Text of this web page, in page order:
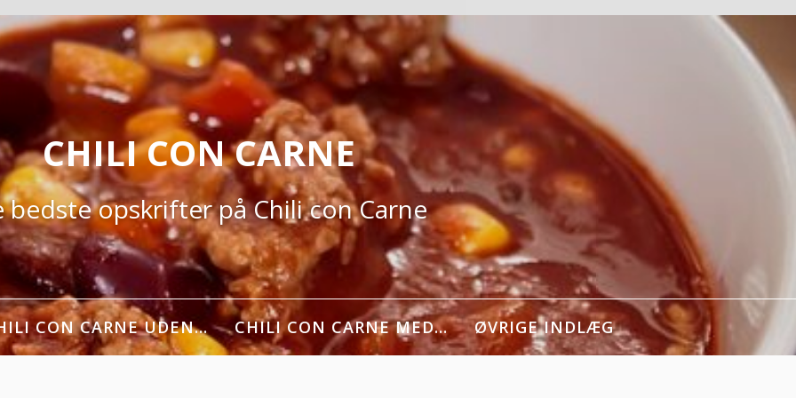
CHILI CON CARNE
bedste opskrifter på Chili con Carne
CON CARNE UDEN… CHILI CON CARNE MED… ØVRIGE INDLÆG